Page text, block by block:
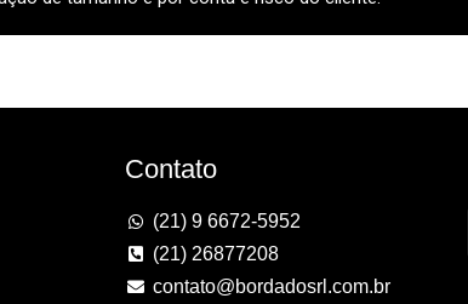
Contato
(21) 9 6672-5952
(21) 26877208
contato@bordadosrl.com.br